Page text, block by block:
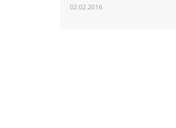
02.02.2016